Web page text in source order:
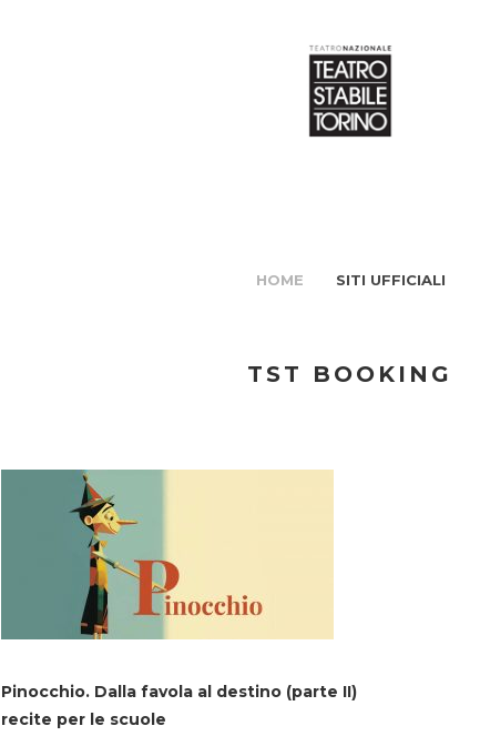
HOME SITI UFFICIALI
TST BOOKING
Pinocchio. Dalla favola al destino (parte II)
recite per le scuole